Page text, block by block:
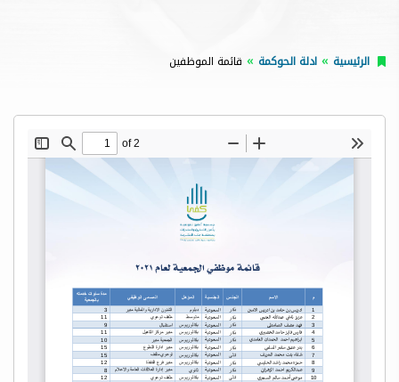
الرئيسية ادلة الحوكمة قائمة الموظفين